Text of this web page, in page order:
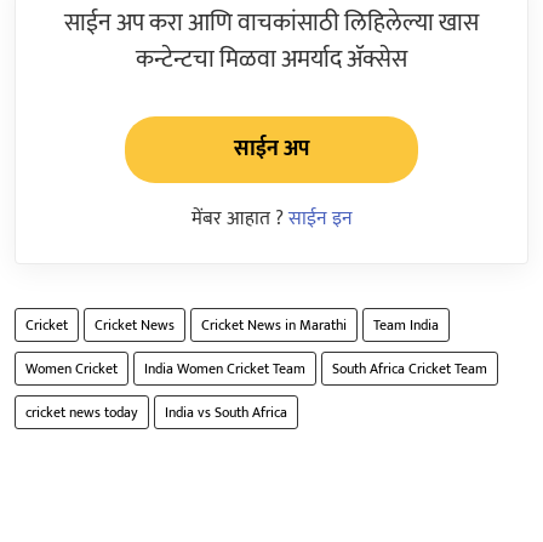
साईन अप करा आणि वाचकांसाठी लिहिलेल्या खास
कन्टेन्टचा मिळवा अमर्याद ॲक्सेस
साईन अप
मेंबर आहात ?साईन इन
Cricket Cricket News Cricket News in Marathi
Team India
Women Cricket
India Women Cricket Team
South Africa Cricket Team
cricket news today
India vs South Africa